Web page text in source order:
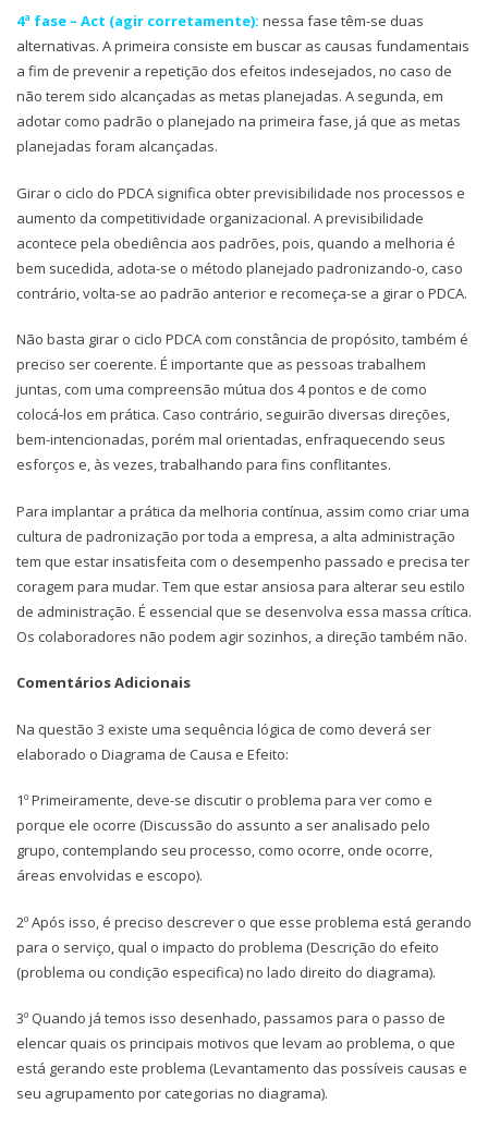
4ª fase – Act (agir corretamente): nessa fase têm-se duas
alternativas. A primeira consiste em buscar as causas fundamentais
a fim de prevenir a repetição dos efeitos indesejados, no caso de
não terem sido alcançadas as metas planejadas. A segunda, em
adotar como padrão o planejado na primeira fase, já que as metas
planejadas foram alcançadas.
Girar o ciclo do PDCA significa obter previsibilidade nos processos e
aumento da competitividade organizacional. A previsibilidade
acontece pela obediência aos padrões, pois, quando a melhoria é
bem sucedida, adota-se o método planejado padronizando-o, caso
contrário, volta-se ao padrão anterior e recomeça-se a girar o PDCA.
Não basta girar o ciclo PDCA com constância de propósito, também é
preciso ser coerente. É importante que as pessoas trabalhem
juntas, com uma compreensão mútua dos 4 pontos e de como
colocá-los em prática. Caso contrário, seguirão diversas direções,
bem-intencionadas, porém mal orientadas, enfraquecendo seus
esforços e, às vezes, trabalhando para fins conflitantes.
Para implantar a prática da melhoria contínua, assim como criar uma
cultura de padronização por toda a empresa, a alta administração
tem que estar insatisfeita com o desempenho passado e precisa ter
coragem para mudar. Tem que estar ansiosa para alterar seu estilo
de administração. É essencial que se desenvolva essa massa crítica.
Os colaboradores não podem agir sozinhos, a direção também não.
Comentários Adicionais
Na questão 3 existe uma sequência lógica de como deverá ser
elaborado o Diagrama de Causa e Efeito:
1º Primeiramente, deve-se discutir o problema para ver como e
porque ele ocorre (Discussão do assunto a ser analisado pelo
grupo, contemplando seu processo, como ocorre, onde ocorre,
áreas envolvidas e escopo).
2º Após isso, é preciso descrever o que esse problema está gerando
para o serviço, qual o impacto do problema (Descrição do efeito
(problema ou condição especifica) no lado direito do diagrama).
3º Quando já temos isso desenhado, passamos para o passo de
elencar quais os principais motivos que levam ao problema, o que
está gerando este problema (Levantamento das possíveis causas e
seu agrupamento por categorias no diagrama).